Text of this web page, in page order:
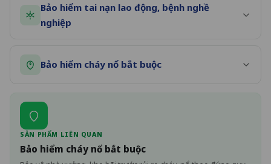
Bảo hiểm tai nạn lao động, bệnh nghề
nghiệp
Bảo hiểm cháy nổ bắt buộc
SẢN PHẨM LIÊN QUAN
Bảo hiểm cháy nổ bắt buộc